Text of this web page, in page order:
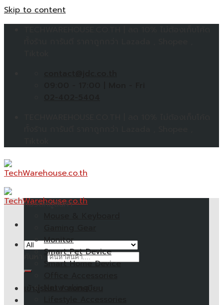
Skip to content
หมวดหมู่สินค้า
Monitor
Smart Pet Device
Smart Home Device